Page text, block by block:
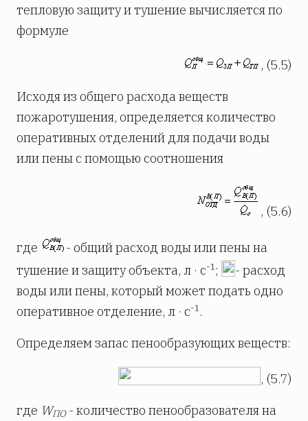
тепловую защиту и тушение вычисляется по
формуле
, (5.5)
Исходя из общего расхода веществ
пожаротушения, определяется количество
оперативных отделений для подачи воды
или пены с помощью соотношения
, (5.6)
где
- общий расход воды или пены на
тушение и защиту объекта, л · с-1;
- расход
воды или пены, который может подать одно
оперативное отделение, л · с-1.
Определяем запас пенообразующих веществ:
, (5.7)
где WПО- количество пенообразователя на